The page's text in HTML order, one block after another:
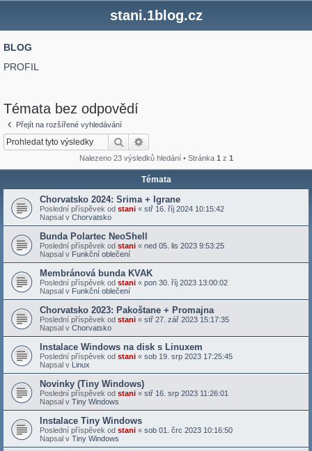
stani.1blog.cz
BLOG
PROFIL
Témata bez odpovědí
Přejít na rozšířené vyhledávání
Hledat
Nalezeno 23 výsledků hledání • Stránka 1 z 1
Témata
Chorvatsko 2024: Srima + Igrane
Poslední příspěvek od stani « stř 16. říj 2024 10:15:42
Napsal v Chorvatsko
Bunda Polartec NeoShell
Poslední příspěvek od stani « ned 05. lis 2023 9:53:25
Napsal v Funkční oblečení
Membránová bunda KVAK
Poslední příspěvek od stani « pon 30. říj 2023 13:00:02
Napsal v Funkční oblečení
Chorvatsko 2023: Pakoštane + Promajna
Poslední příspěvek od stani « stř 27. zář 2023 15:17:35
Napsal v Chorvatsko
Instalace Windows na disk s Linuxem
Poslední příspěvek od stani « sob 19. srp 2023 17:25:45
Napsal v Linux
Novinky (Tiny Windows)
Poslední příspěvek od stani « stř 16. srp 2023 11:26:01
Napsal v Tiny Windows
Instalace Tiny Windows
Poslední příspěvek od stani « sob 01. črc 2023 10:16:50
Napsal v Tiny Windows